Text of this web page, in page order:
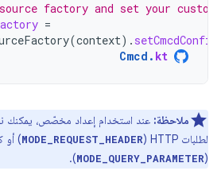
factory and set your custom
=
(context).
Cmcd . kt
ملاحظة: عند استخدام إعداد مخصّص، يمكنك
لطلبات HTTP (
MODE_REQUEST_HEADER) أو
(
MODE_QUERY_PARAMETER
).